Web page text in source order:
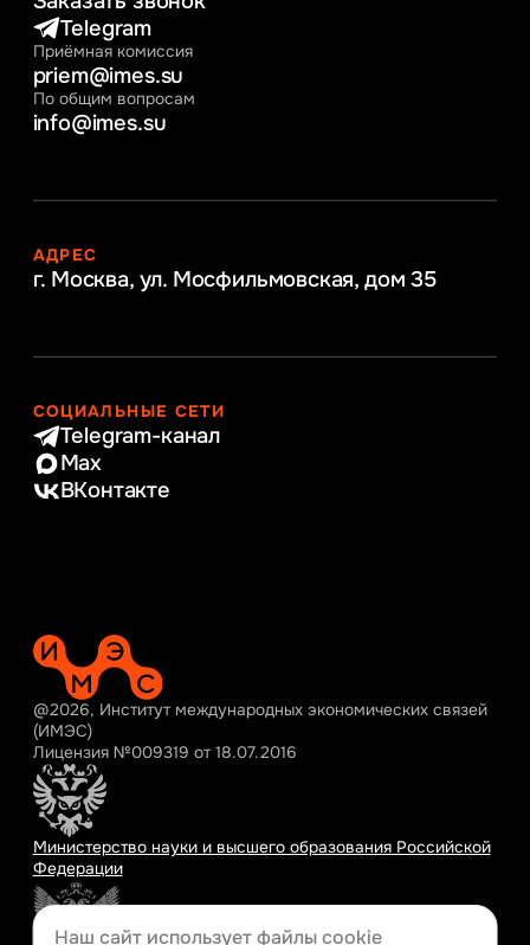
Telegram
Приёмная комиссия
priem@imes.su
По общим вопросам
info@imes.su
АДРЕС
г. Москва, ул. Мосфильмовская, дом 35
СОЦИАЛЬНЫЕ СЕТИ
Telegram-канал
Max
ВКонтакте
@2026, Институт международных экономических связей
(ИМЭС)
Лицензия №009319 от 18.07.2016
Министерство науки и высшего образования Российской
Федерации
Наш сайт использует файлы cookie